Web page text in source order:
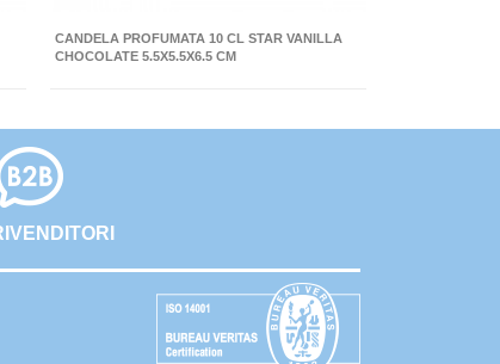
CANDELA PROFUMATA 10 CL STAR VANILLA
CHOCOLATE 5.5X5.5X6.5 CM